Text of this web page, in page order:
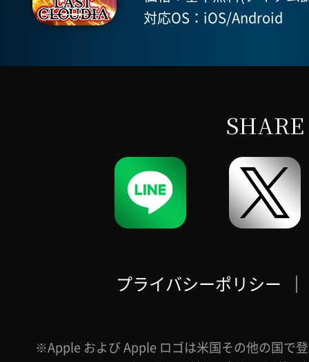
対応OS：iOS/Android
SHARE
プライバシーポリシー ｜
※Apple および Apple ロゴは米国その他の国で